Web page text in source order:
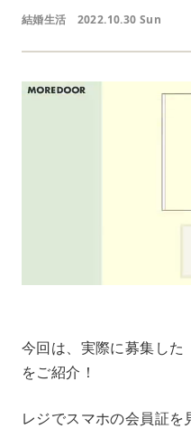
結婚生活 2022.10.30 Sun
今回は、実際に募集した
をご紹介！
レジでスマホの会員証